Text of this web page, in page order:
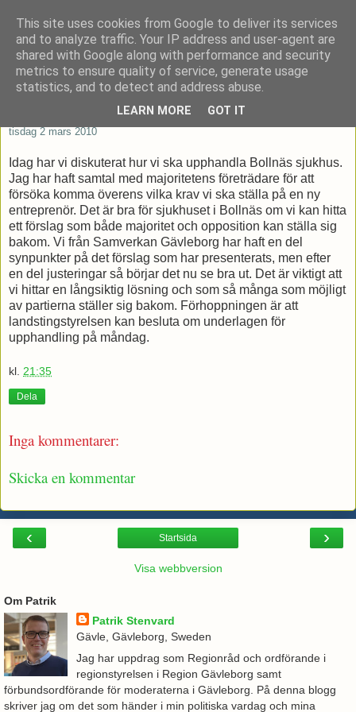
Patrik Stenvard
Tankar från ett moderat regionråd
tisdag 2 mars 2010
Idag har vi diskuterat hur vi ska upphandla Bollnäs sjukhus.
Jag har haft samtal med majoritetens företrädare för att
försöka komma överens vilka krav vi ska ställa på en ny
entreprenör. Det är bra för sjukhuset i Bollnäs om vi kan hitta
ett förslag som både majoritet och opposition kan ställa sig
bakom. Vi från Samverkan Gävleborg har haft en del
synpunkter på det förslag som har presenterats, men efter
en del justeringar så börjar det nu se bra ut. Det är viktigt att
vi hittar en långsiktig lösning och som så många som möjligt
av partierna ställer sig bakom. Förhoppningen är att
landstingstyrelsen kan besluta om underlagen för
upphandling på måndag.
kl. 21:35
Dela
Inga kommentarer:
Skicka en kommentar
‹ ›
Startsida
Visa webbversion
Om Patrik
Patrik Stenvard
Gävle, Gävleborg, Sweden
Jag har uppdrag som Regionråd och ordförande i
regionstyrelsen i Region Gävleborg samt
förbundsordförande för moderaterna i Gävleborg. På denna blogg
skriver jag om det som händer i min politiska vardag och mina
This site uses cookies from Google to deliver its services
and to analyze traffic. Your IP address and user-agent are
shared with Google along with performance and security
metrics to ensure quality of service, generate usage
statistics, and to detect and address abuse.
LEARN MORE GOT IT